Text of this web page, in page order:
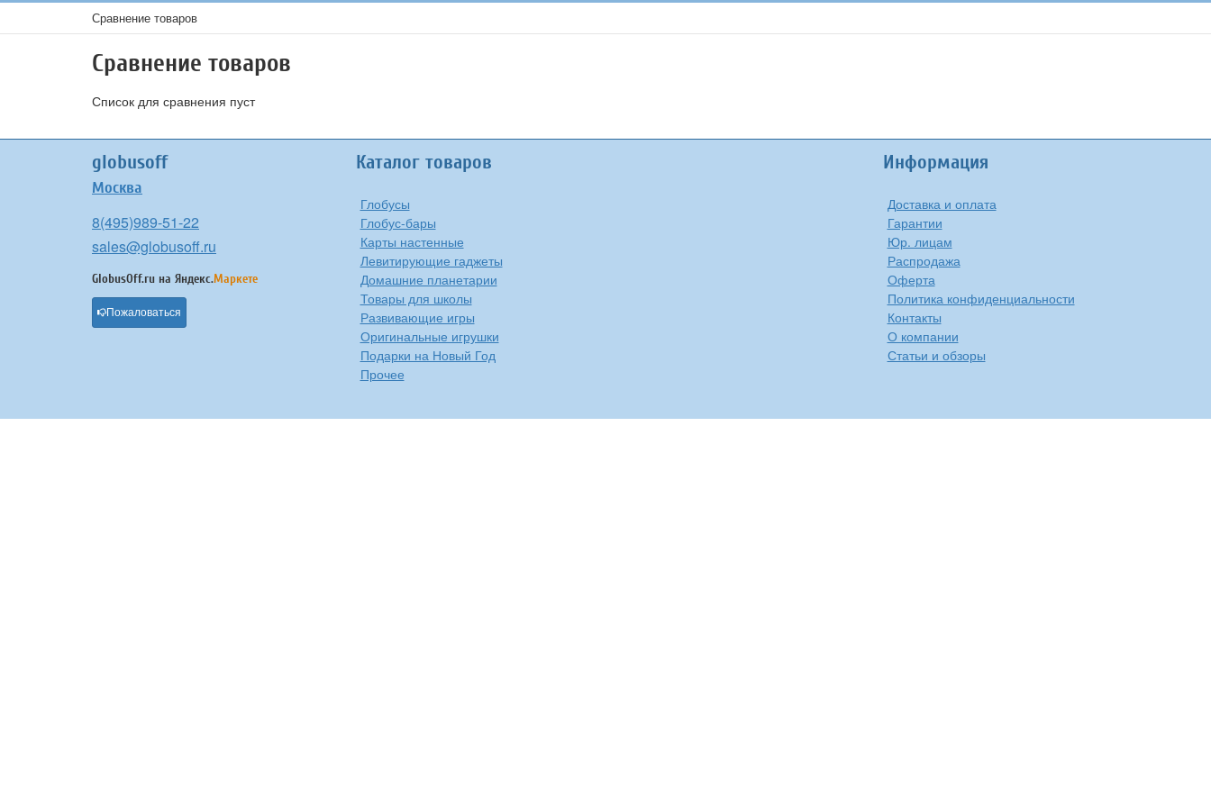
Сравнение товаров
Сравнение товаров
Список для сравнения пуст
globusoff
Москва
8(495)989-51-22
sales@globusoff.ru
GlobusOff.ru на Яндекс.Маркете
Пожаловаться
Каталог товаров
Глобусы
Глобус-бары
Карты настенные
Левитирующие гаджеты
Домашние планетарии
Товары для школы
Развивающие игры
Оригинальные игрушки
Подарки на Новый Год
Прочее
Информация
Доставка и оплата
Гарантии
Юр. лицам
Распродажа
Оферта
Политика конфиденциальности
Контакты
О компании
Статьи и обзоры